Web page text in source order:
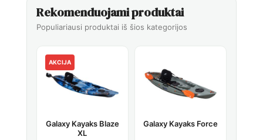
Rekomenduojami produktai
Populiariausi produktai iš šios kategorijos
AKCIJA
Galaxy Kayaks Blaze
XL
Galaxy Kayaks Force